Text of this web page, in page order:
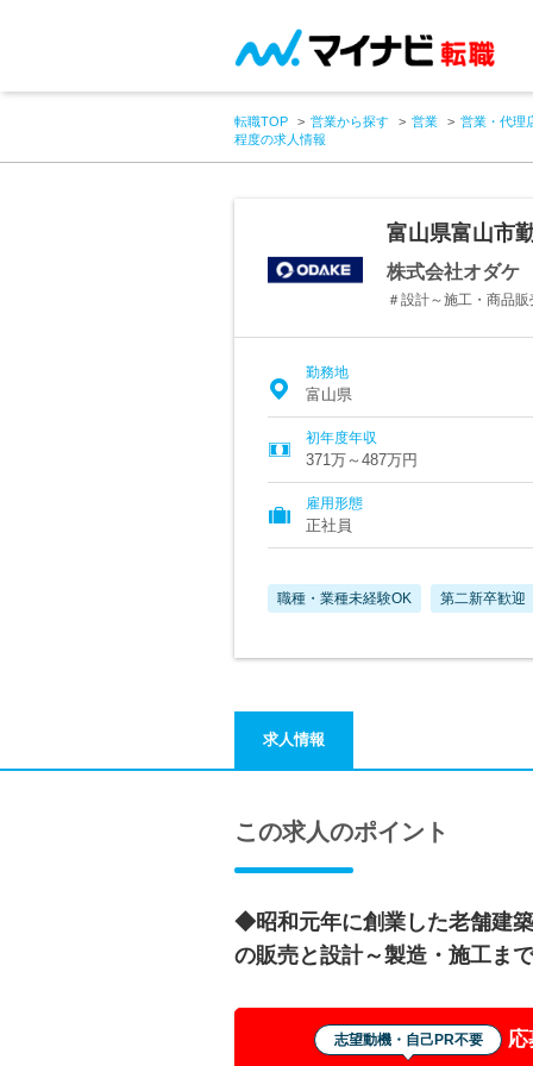
転職TOP 営業から探す 営業
営業・代理
程度の求人情報
富山県富山市
株式会社オダケ
＃設計～施工・商品
勤務地
富山県
初年度年収
371万～487万円
雇用形態
正社員
職種・業種未経験OK 第二新卒歓迎
求人情報
この求人のポイント
◆昭和元年に創業した老舗建
の販売と設計～製造・施工ま
志望動機・自己PR不要